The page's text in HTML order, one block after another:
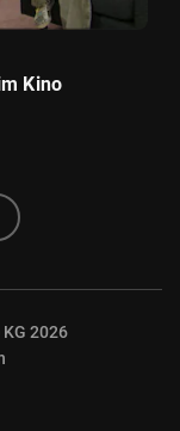
Kino
2026